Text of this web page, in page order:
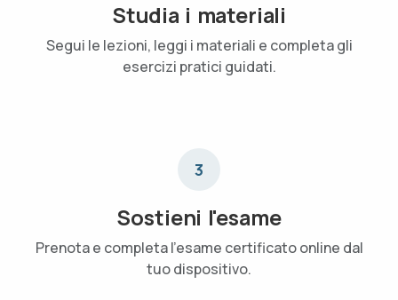
Studia i materiali
Segui le lezioni, leggi i materiali e completa gli
esercizi pratici guidati.
3
Sostieni l'esame
Prenota e completa l'esame certificato online dal
tuo dispositivo.